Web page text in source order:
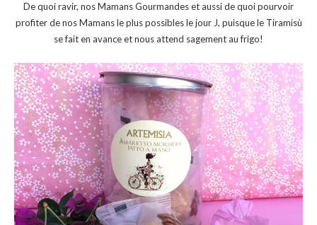
De quoi ravir, nos Mamans Gourmandes et aussi de quoi pourvoir
profiter de nos Mamans le plus possibles le jour J, puisque le Tiramisù
se fait en avance et nous attend sagement au frigo!